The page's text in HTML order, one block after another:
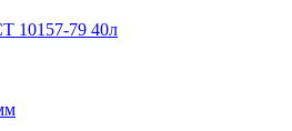
10157-79 40л